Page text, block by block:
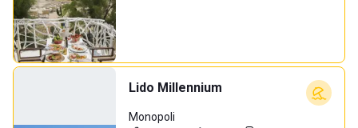
Lido Millennium
Monopoli